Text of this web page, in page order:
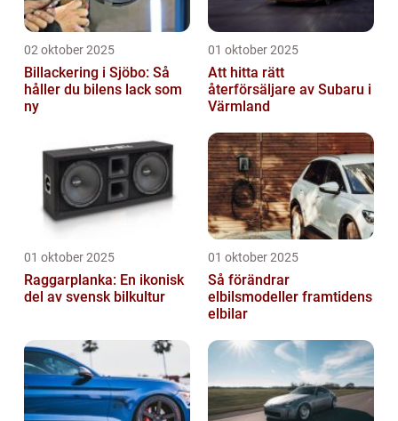
02 oktober 2025
Billackering i Sjöbo: Så
håller du bilens lack som
ny
01 oktober 2025
Att hitta rätt
återförsäljare av Subaru i
Värmland
01 oktober 2025
Raggarplanka: En ikonisk
del av svensk bilkultur
01 oktober 2025
Så förändrar
elbilsmodeller framtidens
elbilar